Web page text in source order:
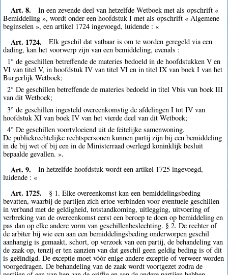
Art. 8.
In een zevende deel van hetzelfde Wetboek met als opschrift «
Bemiddeling », wordt onder een hoofdstuk I met als opschrift « Algemene
beginselen », een artikel 1724 ingevoegd, luidende : «
Art. 1724.
Elk geschil dat vatbaar is om te worden geregeld via een
dading, kan het voorwerp zijn van een bemiddeling, evenals :
1° de geschillen betreffende de materies bedoeld in de hoofdstukken V en
VI van titel V, in hoofdstuk IV van titel VI en in titel IX van boek I van het
Burgerlijk Wetboek;
2° De geschillen betreffende de materies bedoeld in titel Vbis van boek III
van dit Wetboek;
3° de geschillen ingesteld overeenkomstig de afdelingen I tot IV van
hoofdstuk XI van boek IV van het vierde deel van dit Wetboek;
4° De geschillen voortvloeiend uit de feitelijke samenwoning.
De publiekrechtelijke rechtspersonen kunnen partij zijn bij een bemiddeling
in de bij wet of bij een in de Ministerraad overlegd koninklijk besluit
bepaalde gevallen. ».
Art. 9.
In hetzelfde hoofdstuk wordt een artikel 1725 ingevoegd,
luidende : «
Art. 1725.
§ 1. Elke overeenkomst kan een bemiddelingsbeding
bevatten, waarbij de partijen zich ertoe verbinden voor eventuele geschillen
in verband met de geldigheid, totstandkoming, uitlegging, uitvoering of
verbreking van de overeenkomst eerst een beroep te doen op bemiddeling en
pas dan op elke andere vorm van geschillenbeslechting. § 2. De rechter of
de arbiter bij wie een aan een bemiddelingsbeding onderworpen geschil
aanhangig is gemaakt, schort, op verzoek van een partij, de behandeling van
de zaak op, tenzij er ten aanzien van dat geschil geen geldig beding is of dit
is geëindigd. De exceptie moet vóór enige andere exceptie of verweer worden
voorgedragen. De behandeling van de zaak wordt voortgezet zodra de